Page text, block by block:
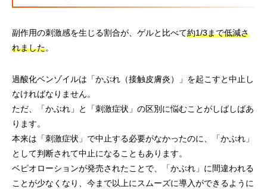
副作用の刺激感を生じる割合が、ゲルと比べて約1/3まで低減さ
れました。
過酸化ベンゾイルは「かぶれ（接触皮膚炎）」を起こすと中止し
なければなりません。
ただ、「かぶれ」と「刺激症状」の区別に悩むことがしばしばあ
ります。
本来は「刺激症状」で中止する必要がなかったのに、「かぶれ」
として判断されて中止になることもあります。
ベピオローションが発売されたことで、「かぶれ」に間違われる
ことが少なくなり、今まで以上にスムーズに導入ができるように